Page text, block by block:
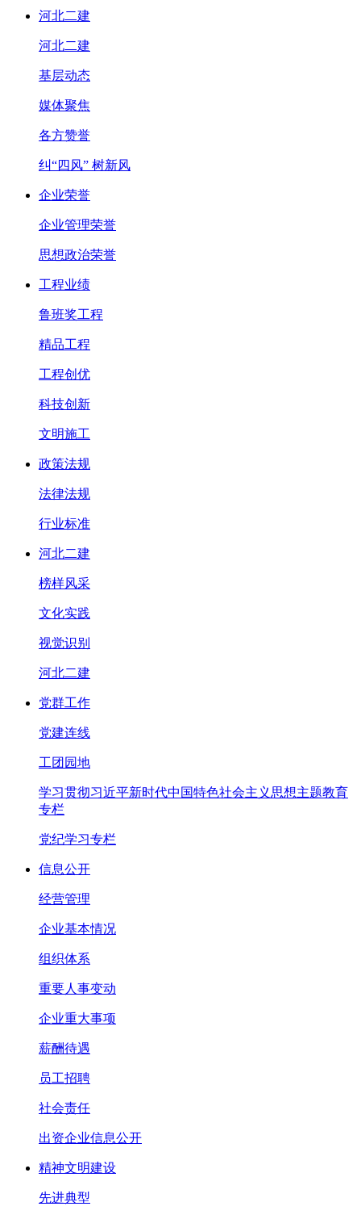
河北二建
河北二建
基层动态
媒体聚焦
各方赞誉
纠“四风” 树新风
企业荣誉
企业管理荣誉
思想政治荣誉
工程业绩
鲁班奖工程
精品工程
工程创优
科技创新
文明施工
政策法规
法律法规
行业标准
河北二建
榜样风采
文化实践
视觉识别
河北二建
党群工作
党建连线
工团园地
学习贯彻习近平新时代中国特色社会主义思想主题教育
专栏
党纪学习专栏
信息公开
经营管理
企业基本情况
组织体系
重要人事变动
企业重大事项
薪酬待遇
员工招聘
社会责任
出资企业信息公开
精神文明建设
先进典型